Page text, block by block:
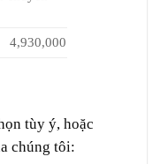
4,930,000
tùy ý, hoặc
chúng tôi: